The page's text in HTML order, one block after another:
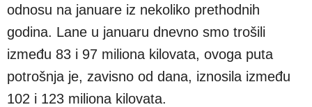
odnosu na januare iz nekoliko prethodnih
godina. Lane u januaru dnevno smo trošili
između 83 i 97 miliona kilovata, ovoga puta
potrošnja je, zavisno od dana, iznosila između
102 i 123 miliona kilovata.